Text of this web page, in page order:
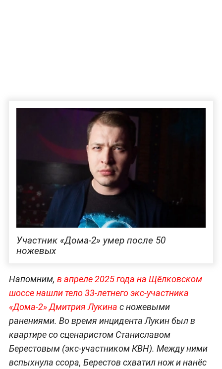
Участник «Дома-2» умер после 50
ножевых
Напомним, в апреле 2025 года на Щёлковском
шоссе нашли тело 33-летнего экс-участника
«Дома-2» Дмитрия Лукина с ножевыми
ранениями. Во время инцидента Лукин был в
квартире со сценаристом Станиславом
Берестовым (экс-участником КВН). Между ними
вспыхнула ссора, Берестов схватил нож и нанёс